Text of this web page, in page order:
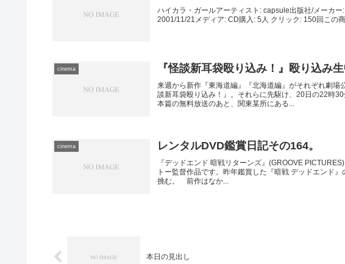
ハイカラ・ガールアーティスト: capsule出版社/メーカ
2001/11/21メディア: CD購入: 5人 クリック: 150回こ
cinema 『怪談新耳袋殴り込み！』殴り込み
来週から新作『東海道編』『北海道編』がそれぞれ劇
談新耳袋殴り込み！』。それらに先駆け、20日の22時
本篇の無料放送のあと、関東某所にある...
cinema レンタルDVD鑑賞日記その164。
『デッドエンド 暗戦リターンズ』(GROOVE
トー監督作品です。昨年鑑賞した『暗戦 デッドエンド
挑む。 前作はなか...
本日の見出し